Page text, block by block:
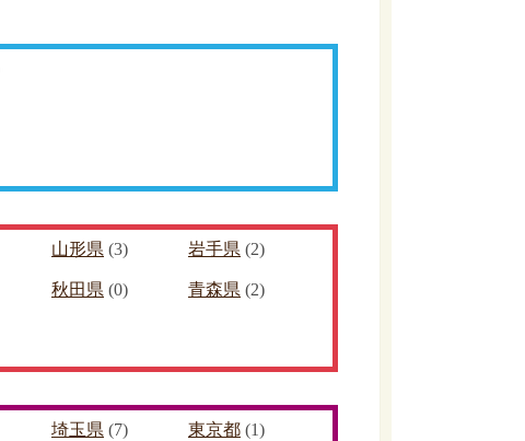
山形県 (3) 岩手県 (2)
秋田県 (0) 青森県 (2)
埼玉県 (7) 東京都 (1)